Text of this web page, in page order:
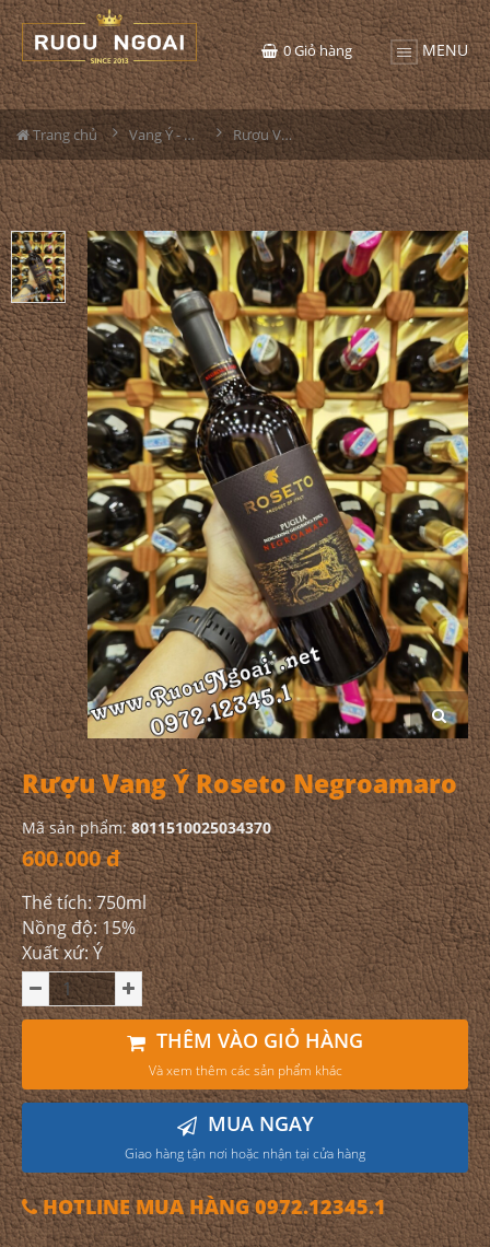
MENU
0Giỏ hàng
Trang chủ Vang Ý - Italia Rượu Vang Ý Roseto Negroamaro
Rượu Vang Ý Roseto Negroamaro
Mã sản phẩm:8011510025034370
600.000 đ
Thể tích: 750ml
Nồng độ: 15%
Xuất xứ: Ý
THÊM VÀO GIỎ HÀNG
Và xem thêm các sản phẩm khác
MUA NGAY
Giao hàng tận nơi hoặc nhận tại cửa hàng
HOTLINE MUA HÀNG 0972.12345.1